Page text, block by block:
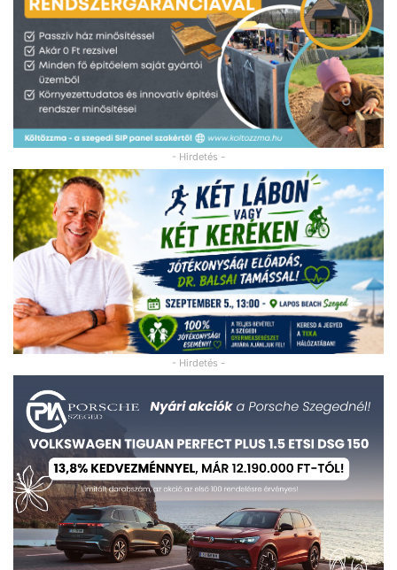
- Hirdetés -
- Hirdetés -